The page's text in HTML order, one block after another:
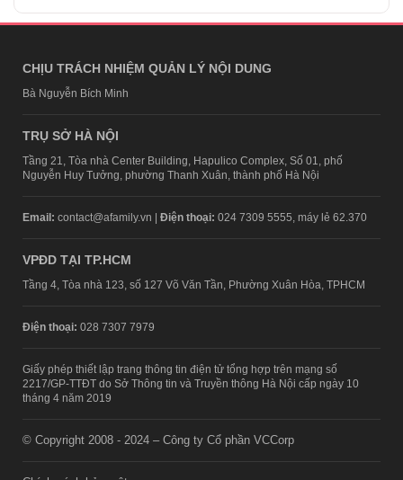
CHỊU TRÁCH NHIỆM QUẢN LÝ NỘI DUNG
Bà Nguyễn Bích Minh
TRỤ SỞ HÀ NỘI
Tầng 21, Tòa nhà Center Building, Hapulico Complex, Số 01, phố
Nguyễn Huy Tưởng, phường Thanh Xuân, thành phố Hà Nội
Email: contact@afamily.vn | Điện thoại: 024 7309 5555, máy lẻ 62.370
VPĐD TẠI TP.HCM
Tầng 4, Tòa nhà 123, số 127 Võ Văn Tần, Phường Xuân Hòa, TPHCM
Điện thoại: 028 7307 7979
Giấy phép thiết lập trang thông tin điện tử tổng hợp trên mạng số
2217/GP-TTĐT do Sở Thông tin và Truyền thông Hà Nội cấp ngày 10
tháng 4 năm 2019
© Copyright 2008 - 2024 – Công ty Cổ phần VCCorp